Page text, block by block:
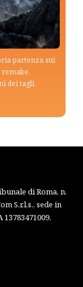
partenza sui
remake.
dei tagli.
di Roma, n.
S.r.l.s., sede in